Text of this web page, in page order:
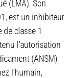
(LMA). Son
est un inhibiteur
de classe 1
l’autorisation
(ANSM)
l’humain,